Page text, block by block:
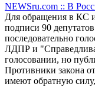
NEWSru.com :: В
Для обращения в КС
подписи 90
последовательно
ЛДПР и
голосовании, но
Противники закона
имеют обратную